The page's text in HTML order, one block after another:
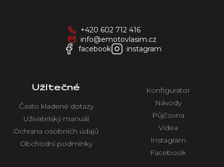
+420 602 712 416
info@emotovlasim.cz
facebook
instagram
Užitečné
Často kladené dotazy
Uživatelský manuál
Ochrana osobních údajů
Obchodní podmínky
Konfigurátor
Návody
Půjčovna
Videa
Instagram
Facebook